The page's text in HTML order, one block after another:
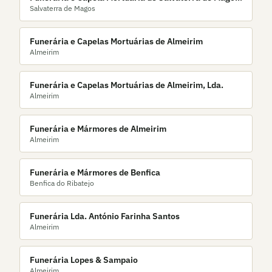
Lda
Salvaterra de Magos
Funerária e Capelas Mortuárias de Almeirim
Almeirim
Funerária e Capelas Mortuárias de Almeirim, Lda.
Almeirim
Funerária e Mármores de Almeirim
Almeirim
Funerária e Mármores de Benfica
Benfica do Ribatejo
Funerária Lda. António Farinha Santos
Almeirim
Funerária Lopes & Sampaio